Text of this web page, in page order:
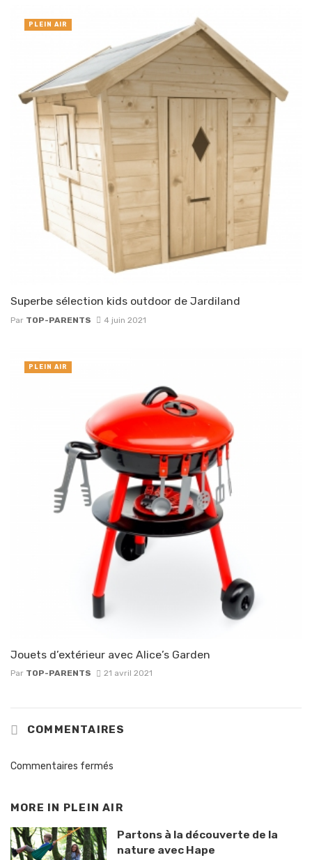
Superbe sélection kids outdoor de Jardiland
Par TOP-PARENTS 4 juin 2021
PLEIN AIR
Jouets d’extérieur avec Alice’s Garden
Par TOP-PARENTS 21 avril 2021
PLEIN AIR
COMMENTAIRES
Commentaires fermés
MORE IN PLEIN AIR
Partons à la découverte de la
nature avec Hape